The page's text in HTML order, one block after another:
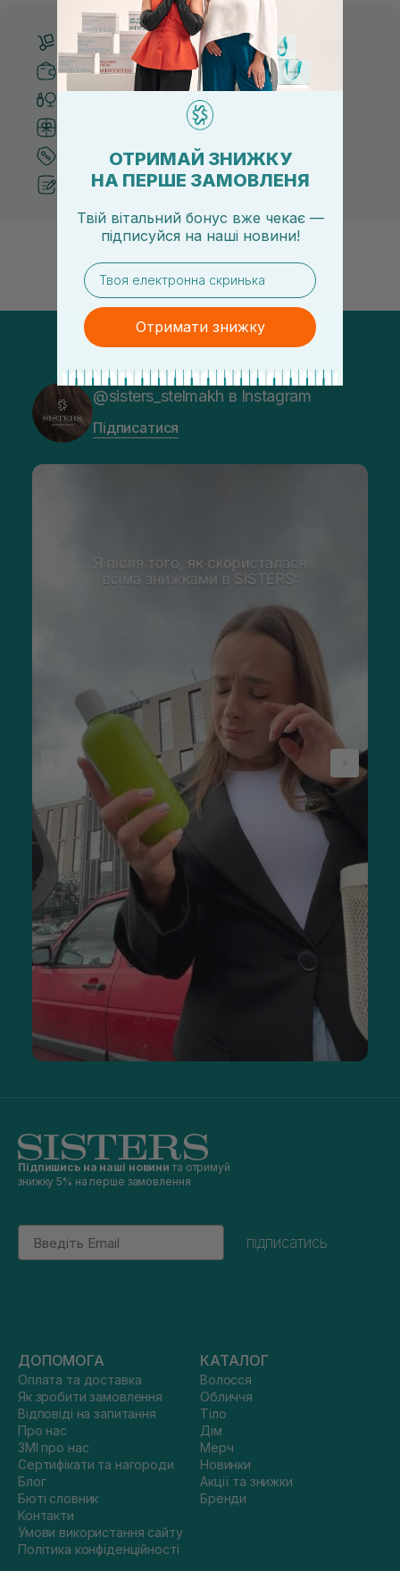
Безкоштовна доставка від 3000 UAH
Безпечні способи оплати
Тільки оригінальна косметика
Система бонусів та лояльності
Кращі ціни та топ товари
Рекомендації від косметологів
@sisters_stelmakh в Instagram
Підписатися
Підпишись на наші новини та отримуй
знижку 5% на перше замовлення
Email
підписатись
ДОПОМОГА
Оплата та доставка
Як зробити замовлення
Відповіді на запитання
Про нас
ЗМІ про нас
Сертифікати та нагороди
Блог
Бюті словник
Контакти
Умови використання сайту
Політика конфіденційності
КАТАЛОГ
Волосся
Обличчя
Тіло
Дім
Мерч
Новинки
Акції та знижки
Бренди
ОТРИМАЙ ЗНИЖКУ
НА ПЕРШЕ ЗАМОВЛЕНЯ
Твій вітальний бонус вже чекає —
підписуйся на наші новини!
email
Отримати знижку